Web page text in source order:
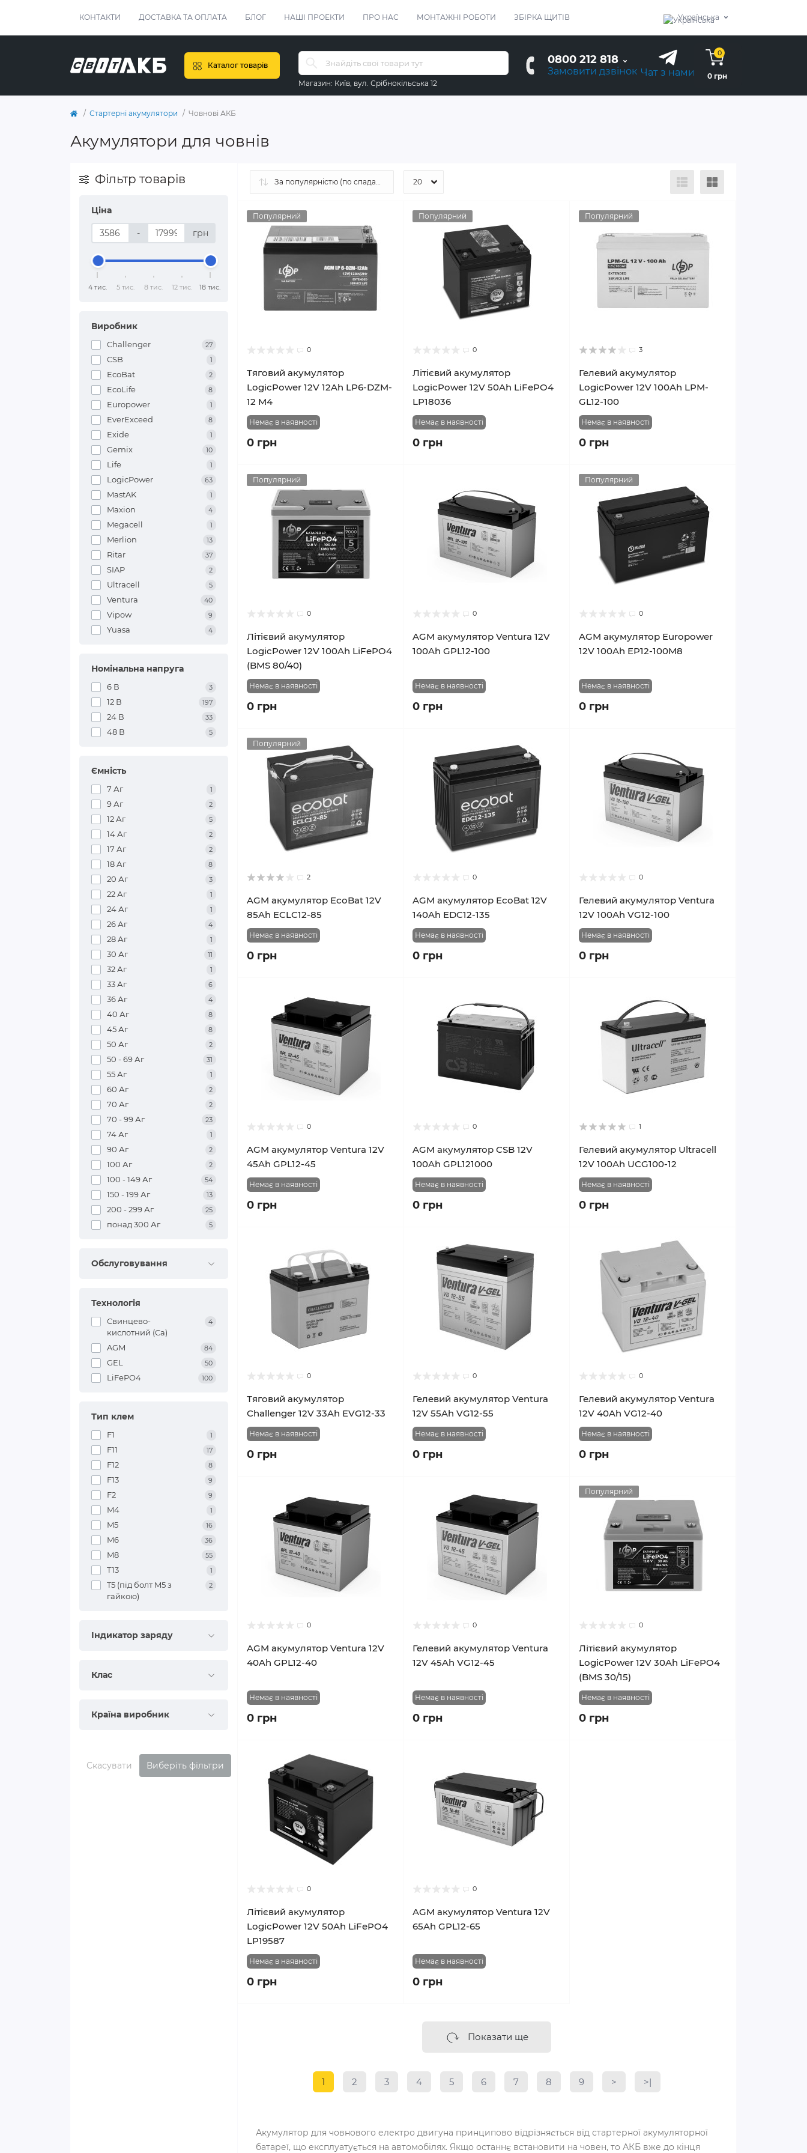
КОНТАКТИ ДОСТАВКА ТА ОПЛАТА БЛОГ НАШІ ПРОЕКТИ ПРО НАС МОНТАЖНІ РОБОТИ ЗБІРКА ЩИТІВ Українська
Каталог товарів
Магазин: Київ, вул. Срібнокільська 12
0800 212 818
Замовити дзвінок Чат з нами
0
0 грн
Стартерні акумулятори Човнові АКБ
Акумулятори для човнів
Фільтр товарів
Ціна
- грн
4 тис. 5 тис. 8 тис. 12 тис. 18 тис.
Виробник
Challenger 27
CSB 1
EcoBat 2
EcoLife 8
Europower 1
EverExceed 8
Exide 1
Gemix 10
Life 1
LogicPower 63
MastAK 1
Maxion 4
Megacell 1
Merlion 13
Ritar 37
SIAP 2
Ultracell 5
Ventura 40
Vipow 9
Yuasa 4
Номінальна напруга
6 В 3
12 В 197
24 В 33
48 В 5
Ємність
7 Аг 1
9 Аг 2
12 Аг 5
14 Аг 2
17 Аг 2
18 Аг 8
20 Аг 3
22 Аг 1
24 Аг 1
26 Аг 4
28 Аг 1
30 Аг 11
32 Аг 1
33 Аг 6
36 Аг 4
40 Аг 8
45 Аг 8
50 Аг 2
50 - 69 Аг 31
55 Аг 1
60 Аг 2
70 Аг 2
70 - 99 Аг 23
74 Аг 1
90 Аг 2
100 Аг 2
100 - 149 Аг 54
150 - 199 Аг 13
200 - 299 Аг 25
понад 300 Аг 5
Обслуговування
Технологія
Свинцево-
кислотний (Ca)
4
AGM 84
GEL 50
LiFePO4 100
Тип клем
F1 1
F11 17
F12 8
F13 9
F2 9
M4 1
M5 16
M6 36
M8 55
T13 1
T5 (під болт M5 з
гайкою)
2
Індикатор заряду
Клас
Країна виробник
Скасувати Виберіть фільтри
Популярний
0
Тяговий акумулятор
LogicPower 12V 12Ah LP6-DZM-
12 M4
Немає в наявності
0 грн
Популярний
0
Літієвий акумулятор
LogicPower 12V 50Ah LiFePO4
LP18036
Немає в наявності
0 грн
Популярний
3
Гелевий акумулятор
LogicPower 12V 100Ah LPM-
GL12-100
Немає в наявності
0 грн
Популярний
0
Літієвий акумулятор
LogicPower 12V 100Ah LiFePO4
(BMS 80/40)
Немає в наявності
0 грн
0
AGM акумулятор Ventura 12V
100Ah GPL12-100
Немає в наявності
0 грн
Популярний
0
AGM акумулятор Europower
12V 100Ah EP12-100M8
Немає в наявності
0 грн
Популярний
2
AGM акумулятор EcoBat 12V
85Ah ECLC12-85
Немає в наявності
0 грн
0
AGM акумулятор EcoBat 12V
140Ah EDC12-135
Немає в наявності
0 грн
0
Гелевий акумулятор Ventura
12V 100Ah VG12-100
Немає в наявності
0 грн
0
AGM акумулятор Ventura 12V
45Ah GPL12-45
Немає в наявності
0 грн
0
AGM акумулятор CSB 12V
100Ah GPL121000
Немає в наявності
0 грн
1
Гелевий акумулятор Ultracell
12V 100Ah UCG100-12
Немає в наявності
0 грн
0
Тяговий акумулятор
Challenger 12V 33Ah EVG12-33
Немає в наявності
0 грн
0
Гелевий акумулятор Ventura
12V 55Ah VG12-55
Немає в наявності
0 грн
0
Гелевий акумулятор Ventura
12V 40Ah VG12-40
Немає в наявності
0 грн
0
AGM акумулятор Ventura 12V
40Ah GPL12-40
Немає в наявності
0 грн
0
Гелевий акумулятор Ventura
12V 45Ah VG12-45
Немає в наявності
0 грн
Популярний
0
Літієвий акумулятор
LogicPower 12V 30Ah LiFePO4
(BMS 30/15)
Немає в наявності
0 грн
0
Літієвий акумулятор
LogicPower 12V 50Ah LiFePO4
LP19587
Немає в наявності
0 грн
0
AGM акумулятор Ventura 12V
65Ah GPL12-65
Немає в наявності
0 грн
Показати ще
1 2 3 4 5 6 7 8 9 > >|
Акумулятор для човнового електро двигуна принципово відрізняється від стартерної акумуляторної
батареї, що експлуатується на автомобілях. Якщо останнє встановити на човен, то АКБ вже до кінця